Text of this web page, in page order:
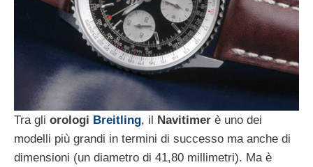
Tra gli orologi Breitling, il Navitimer è uno dei
modelli più grandi in termini di successo ma anche di
dimensioni (un diametro di 41,80 millimetri). Ma è